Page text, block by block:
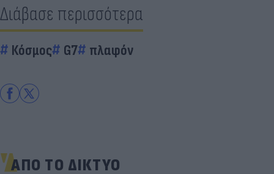
Διάβασε περισσότερα
Κόσμος G7 πλαφόν
ΑΠΟ ΤΟ ΔΙΚΤΥΟ